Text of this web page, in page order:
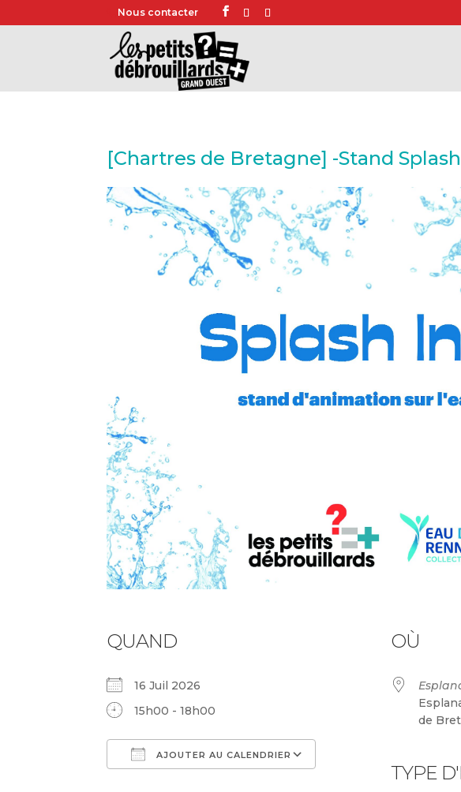
Nous contacter
[Chartres de Bretagne] -Stand Splash
QUAND
16 Juil 2026
15h00 - 18h00
AJOUTER AU CALENDRIER
Calendrier Google
OÙ
de
TYPE